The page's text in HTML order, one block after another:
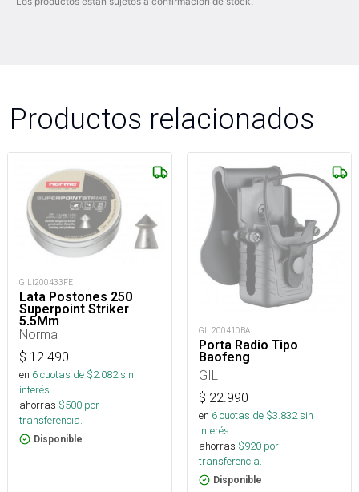
Productos relacionados
GILI200433FE
Lata Postones 250
Superpoint Striker
5,5Mm
Norma
$ 12.490
en 6cuotas de $2.082sin
interés
ahorras $500 por
transferencia.
Disponible
GIL200410BA
Porta Radio Tipo
Baofeng
GILI
$ 22.990
en 6cuotas de $3.832sin
interés
ahorras $920 por
transferencia.
Disponible